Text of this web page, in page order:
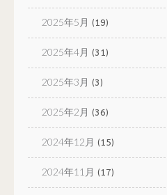
2025年5月 (19)
2025年4月 (31)
2025年3月 (3)
2025年2月 (36)
2024年12月 (15)
2024年11月 (17)